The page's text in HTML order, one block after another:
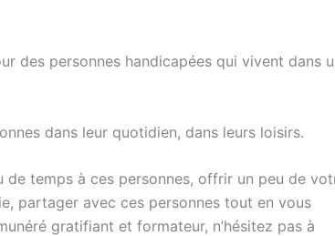
des personnes handicapées qui vivent dans
dans leur quotidien, dans leurs loisirs.
de temps à ces personnes, offrir un peu de
partager avec ces personnes tout en vous
gratifiant et formateur, n’hésitez pas à